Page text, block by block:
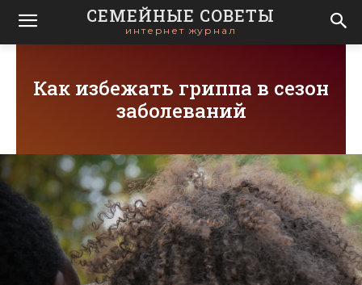
СЕМЕЙНЫЕ СОВЕТЫ
интернет журнал
Как избежать гриппа в сезон
заболеваний